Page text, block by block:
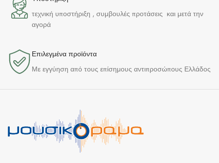
τεχνική υποστήριξη , συμβουλές προτάσεις και μετά την
αγορά
Επιλεγμένα προϊόντα​
Με εγγύηση από τους επίσημους αντιπροσώπους Ελλάδος